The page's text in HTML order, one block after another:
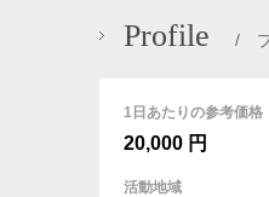
Profile / プ
1日あたりの参考価格
20,000 円
活動地域